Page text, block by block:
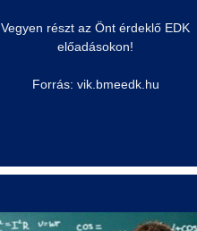
Vegyen részt az Önt érdeklő EDK
előadásokon!
Forrás: vik.bmeedk.hu